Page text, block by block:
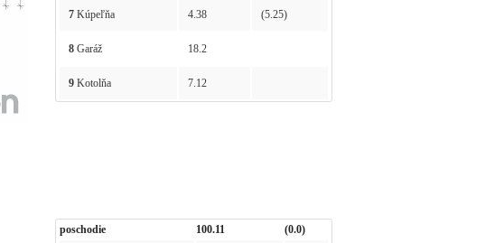
7Kúpeľňa 4.38 (5.25)
8Garáž 18.2
9Kotolňa 7.12
poschodie 100.11 (0.0)